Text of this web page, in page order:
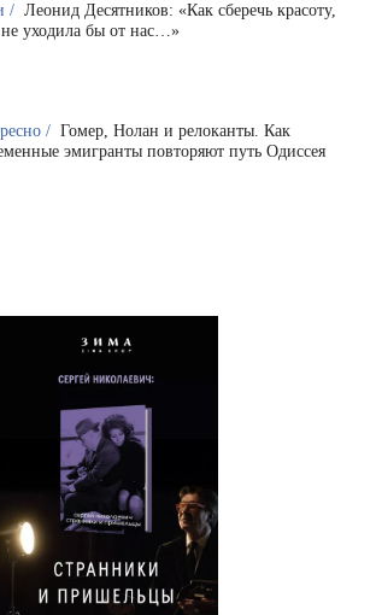
/ Леонид Десятников: «Как сберечь красоту,
не уходила бы от нас…»
/ Гомер, Нолан и релоканты. Как
эмигранты повторяют путь Одиссея